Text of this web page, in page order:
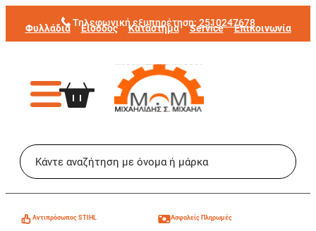
Μετάβαση
στο
Τηλεφωνική εξυπηρέτηση: 2510247678
Φυλλάδια Είσοδος Κατάστημα Service Επικοινωνία
Aντιπρόσωπος STIHL Ασφαλείς Πληρωμές